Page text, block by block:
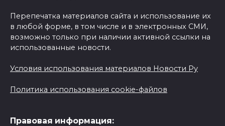
Перепечатка материалов сайта и использование их
в любой форме, в том числе и в электронных СМИ,
возможно только при наличии активной ссылки на
использованные новости.
Условия использования материалов Новости Ру
Политика использования cookie-файлов
Правовая информация: